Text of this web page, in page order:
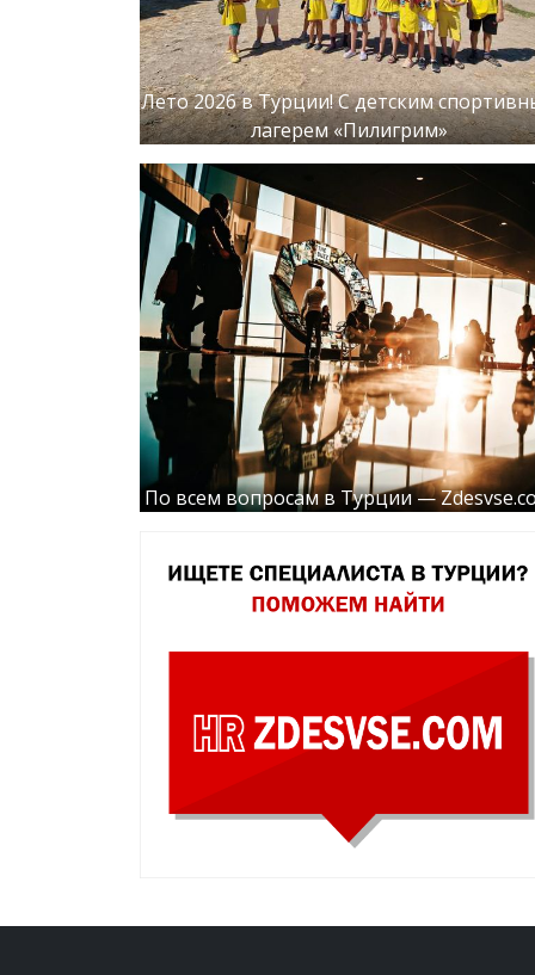
Лето 2026 в Турции! С детским
лагерем «Пилигрим»
По всем вопросам в Турции —